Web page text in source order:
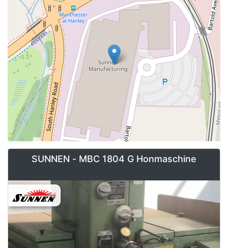
SUNNEN - MBC 1804 G Honmaschine